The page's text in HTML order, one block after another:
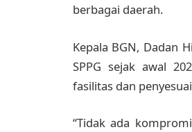
berbagai daerah.
Kepala BGN, Dadan
SPPG sejak awal
fasilitas dan
“Tidak ada